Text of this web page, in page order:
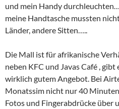
und mein Handy
meine Handtasche mussten
Länder, andere Sitten…..
Die Mall ist für afrikanische
neben KFC und Javas Café ,
wirklich gutem Angebot. Bei
Monatssim nicht nur 40
Fotos und Fingerabdrücke über